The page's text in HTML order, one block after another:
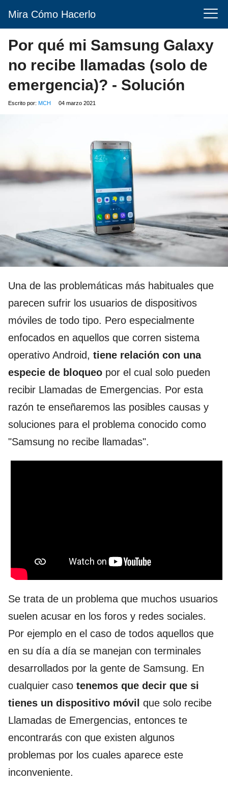
Mira Cómo Hacerlo
Por qué mi Samsung Galaxy
no recibe llamadas (solo de
emergencia)? - Solución
Escrito por: MCH 04 marzo 2021
Una de las problemáticas más habituales que
parecen sufrir los usuarios de dispositivos
móviles de todo tipo. Pero especialmente
enfocados en aquellos que corren sistema
operativo Android, tiene relación con una
especie de bloqueo por el cual solo pueden
recibir Llamadas de Emergencias. Por esta
razón te enseñaremos las posibles causas y
soluciones para el problema conocido como
"Samsung no recibe llamadas".
Se trata de un problema que muchos usuarios
suelen acusar en los foros y redes sociales.
Por ejemplo en el caso de todos aquellos que
en su día a día se manejan con terminales
desarrollados por la gente de Samsung. En
cualquier caso tenemos que decir que si
tienes un dispositivo móvil que solo recibe
Llamadas de Emergencias, entonces te
encontrarás con que existen algunos
problemas por los cuales aparece este
inconveniente.